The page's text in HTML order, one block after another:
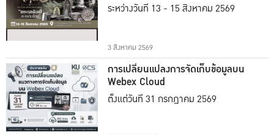
ระหว่างวันที่ 13 - 15 สิงหาคม 2569
3 สิงหาคม 2569
การเปลี่ยนแปลงการจัดเก็บข้อมูลบน
Webex Cloud
ตั้งแต่วันที่ 31 กรกฎาคม 2569